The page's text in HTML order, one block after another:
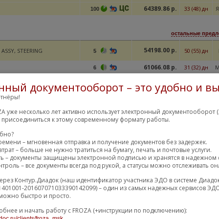
100 64389.86 р. 33 (48) дн
остальные
ASSY, STEERING 5 54198.00 р. 50 (55) дн
6 61066.08 р. 31 (32) дн
остальные
МЕХАНИЗМ 3 62357.02 р. 25 (35) дн
62357.02 р.
остальные
МЕХАНИЗМ 4 62709.76 р. 50 (60) дн
100 76785.68 р. 33 (48) дн
остальные
документооборот – это удобно и
уже несколько лет активно использует электронный документооборот
присоединиться к этому современному формату работы.
– мгновенная отправка и получение документов без задержек.
– больше не нужно тратиться на бумагу, печать и почтовые услуги.
– документы защищены электронной подписью и хранятся в надежном
– все документы всегда под рукой, а статусы можно отслеживать
Контур.Диадок (наш идентификатор участника ЭДО в системе
201607071033390142099) – один из самых надежных сервисов
быстро и просто.
и начать работу с FROZA (+инструкции по подключению):